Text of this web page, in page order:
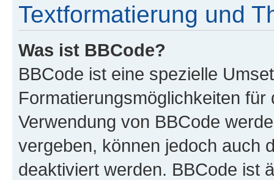
Textformatierung und
Was ist BBCode?
BBCode ist eine spezielle
Formatierungsmöglichkeiten
Verwendung von BBCode
vergeben, können jedoch auch
deaktiviert werden. BBCode ist